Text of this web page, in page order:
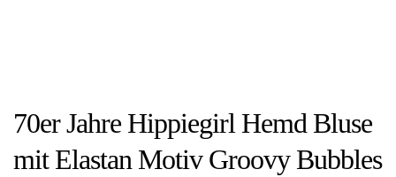
70er Jahre Hippiegirl Hemd Bluse
mit Elastan Motiv Groovy Bubbles